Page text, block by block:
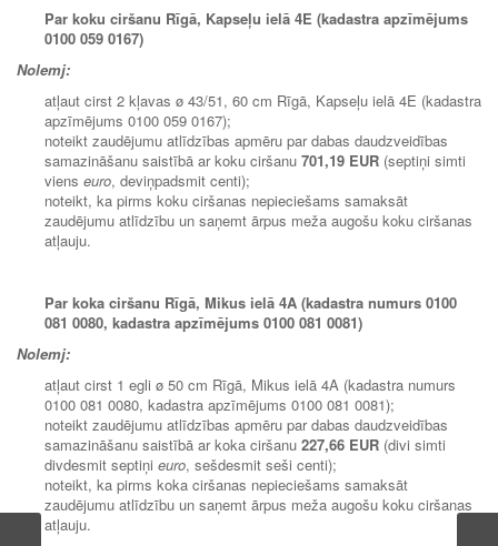
Par koku ciršanu Rīgā, Kapseļu ielā 4E (kadastra apzīmējums
0100 059 0167)
Nolemj:
atļaut cirst 2 kļavas ø 43/51, 60 cm Rīgā, Kapseļu ielā 4E (kadastra
apzīmējums 0100 059 0167);
noteikt zaudējumu atlīdzības apmēru par dabas daudzveidības
samazināšanu saistībā ar koku ciršanu 701,19 EUR (septiņi simti
viens euro, deviņpadsmit centi);
noteikt, ka pirms koku ciršanas nepieciešams samaksāt
zaudējumu atlīdzību un saņemt ārpus meža augošu koku ciršanas
atļauju.
Par koka ciršanu Rīgā, Mikus ielā 4A (kadastra numurs 0100
081 0080, kadastra apzīmējums 0100 081 0081)
Nolemj:
atļaut cirst 1 egli ø 50 cm Rīgā, Mikus ielā 4A (kadastra numurs
0100 081 0080, kadastra apzīmējums 0100 081 0081);
noteikt zaudējumu atlīdzības apmēru par dabas daudzveidības
samazināšanu saistībā ar koka ciršanu 227,66 EUR (divi simti
divdesmit septiņi euro, sešdesmit seši centi);
noteikt, ka pirms koka ciršanas nepieciešams samaksāt
zaudējumu atlīdzību un saņemt ārpus meža augošu koku ciršanas
atļauju.